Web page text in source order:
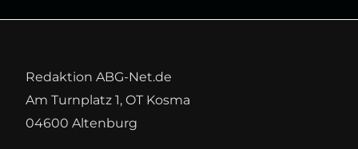
Redaktion ABG-Net.de
Am Turnplatz 1, OT Kosma
04600 Altenburg